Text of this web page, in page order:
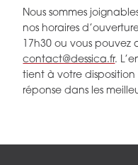
Nous sommes
nos horaires
17h30 ou vous pouvez
contact@dessica.fr.
tient à votre
réponse dans les